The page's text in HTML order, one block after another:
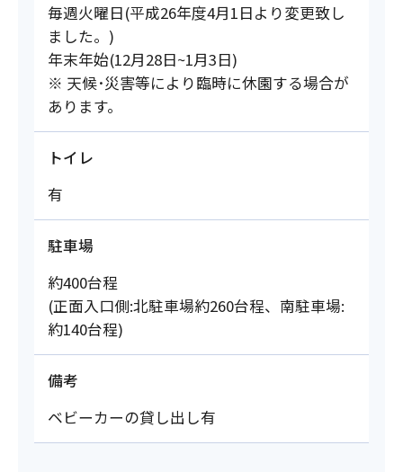
毎週火曜日(平成26年度4月1日より変更致し
ました。)
年末年始(12月28日~1月3日)
※ 天候･災害等により臨時に休園する場合が
あります。
トイレ
有
駐車場
約400台程
(正面入口側:北駐車場約260台程、南駐車場:
約140台程)
備考
ベビーカーの貸し出し有